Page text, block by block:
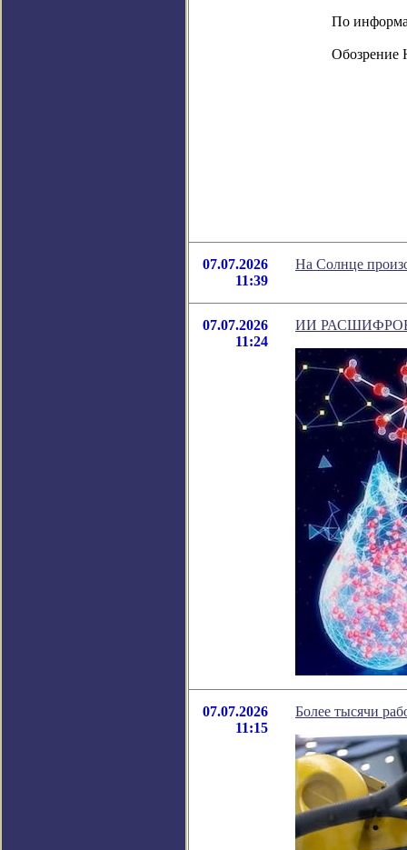
По
Обозрение
07.07.2026
11:39
На Солнце
07.07.2026
11:24
ИИ
07.07.2026
11:15
Более тысячи